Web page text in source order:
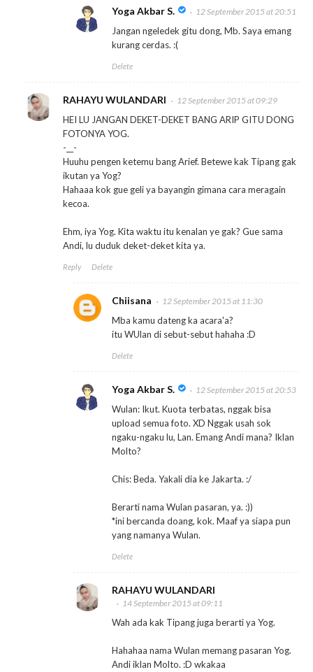
Yoga Akbar S. 12 September 2015 at 20:51
Jangan ngeledek gitu dong, Mb. Saya emang
kurang cerdas. :(
Delete
RAHAYU WULANDARI 12 September 2015 at 09:29
HEI LU JANGAN DEKET-DEKET BANG ARIP GITU DONG
FOTONYA YOG.
-__-
Huuhu pengen ketemu bang Arief. Betewe kak Tipang gak
ikutan ya Yog?
Hahaaa kok gue geli ya bayangin gimana cara meragain
kecoa.
Ehm, iya Yog. Kita waktu itu kenalan ye gak? Gue sama
Andi, lu duduk deket-deket kita ya.
Reply Delete
Chiisana 12 September 2015 at 11:30
Mba kamu dateng ka acara'a?
itu WUlan di sebut-sebut hahaha :D
Delete
Yoga Akbar S. 12 September 2015 at 20:53
Wulan: Ikut. Kuota terbatas, nggak bisa
upload semua foto. XD Nggak usah sok
ngaku-ngaku lu, Lan. Emang Andi mana? Iklan
Molto?
Chis: Beda. Yakali dia ke Jakarta. :/
Berarti nama Wulan pasaran, ya. :))
*ini bercanda doang, kok. Maaf ya siapa pun
yang namanya Wulan.
Delete
RAHAYU WULANDARI
14 September 2015 at 09:11
Wah ada kak Tipang juga berarti ya Yog.
Hahahaa nama Wulan memang pasaran Yog.
Andi iklan Molto. :D wkakaa